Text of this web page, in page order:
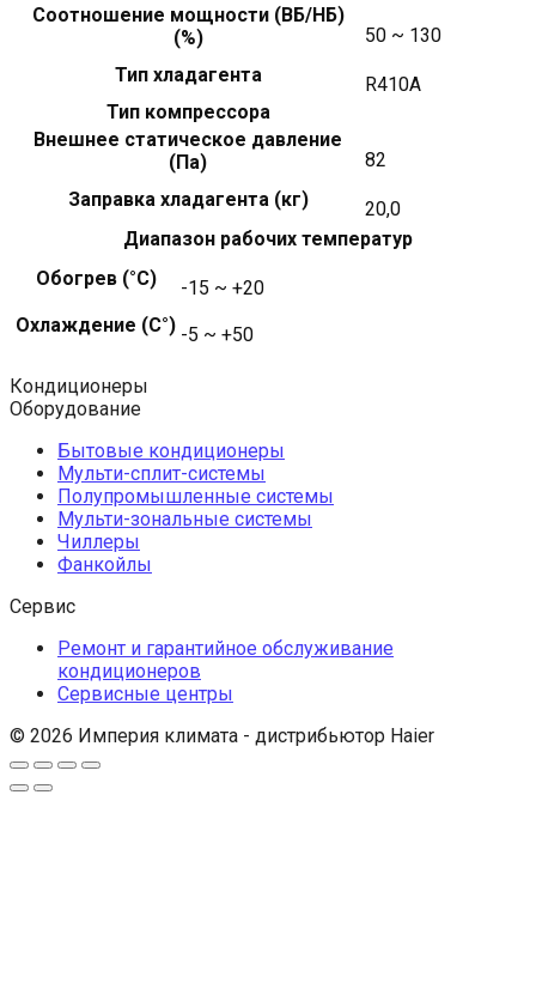
Соотношение мощности (ВБ/НБ)
(%)
50 ~ 130
Тип хладагента
R410A
Тип компрессора
Внешнее статическое давление
(Па)
82
Заправка хладагента (кг)
20,0
Диапазон рабочих температур
Обогрев (°С)
-15 ~ +20
Охлаждение (С°) -5 ~ +50
Кондиционеры
Оборудование
Бытовые кондиционеры
Мульти-сплит-системы
Полупромышленные системы
Мульти-зональные системы
Чиллеры
Фанкойлы
Сервис
Ремонт и гарантийное обслуживание
кондиционеров
Сервисные центры
© 2026 Империя климата - дистрибьютор Haier